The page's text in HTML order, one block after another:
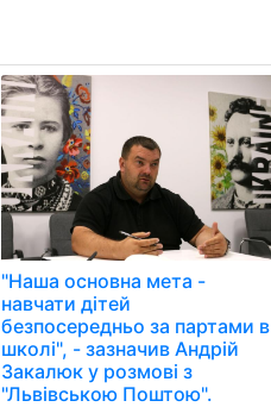
"Наша основна мета -
навчати дітей
безпосередньо за партами в
школі", - зазначив Андрій
Закалюк у розмові з
"Львівською Поштою".